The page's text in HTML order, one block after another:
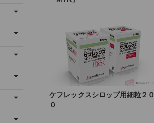
ケフレックスシロップ用細粒２０
０